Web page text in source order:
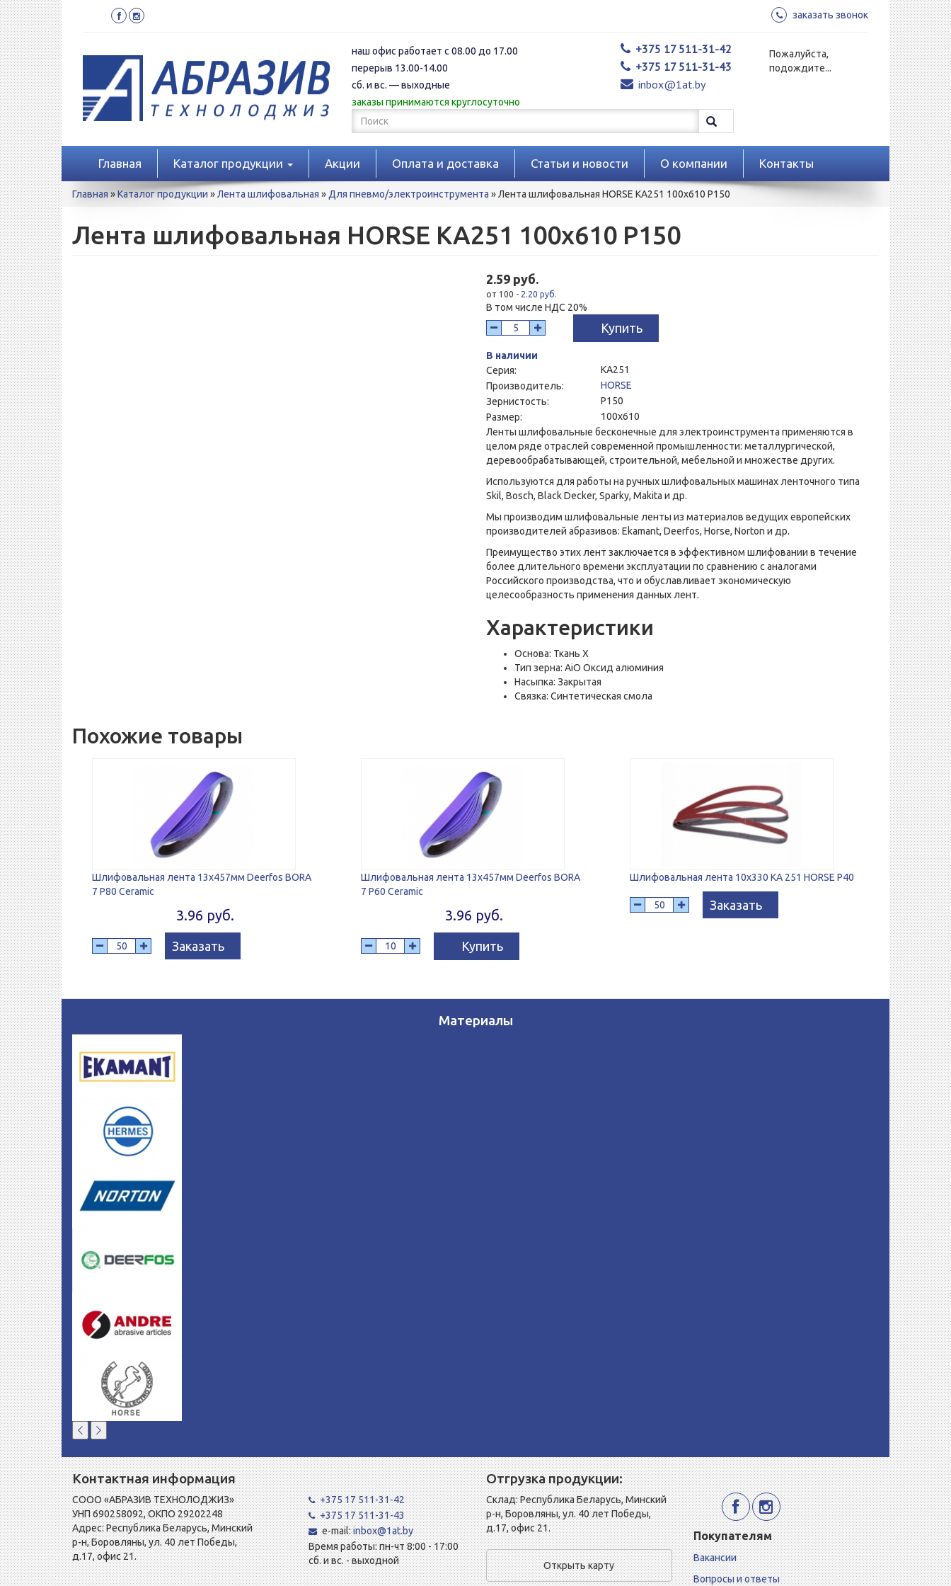
Перейти
к
основному
содержанию
заказать звонок
наш офис работает с 08.00 до 17.00
перерыв 13.00-14.00
сб. и вс. — выходные
заказы принимаются круглосуточно
+375 17 511-31-42
+375 17 511-31-43
inbox@1at.by
Пожалуйста,
подождите...
Форма
поиска
Поиск
Главная Каталог продукции Акции Оплата и доставка Статьи и новости О компании Контакты
Вы
Главная »Каталог продукции »Лента шлифовальная » Для пневмо/электроинструмента »Лента шлифовальная HORSE KA251 100x610 Р150
Лента шлифовальная HORSE KA251 100x610 Р150
2.59 руб.
от 100 - 2.20 руб.
В том числе НДС 20%
Купить
В наличии
Серия:
KA251
Производитель:
HORSE
Зернистость:
P150
Размер:
100x610
Ленты шлифовальные бесконечные для электроинструмента применяются в
целом ряде отраслей современной промышленности: металлургической,
деревообрабатывающей, строительной, мебельной и множестве других.
Используются для работы на ручных шлифовальных машинах ленточного типа
Skil, Bosch, Black Decker, Sparky, Makita и др.
Мы производим шлифовальные ленты из материалов ведущих европейских
производителей абразивов: Ekamant, Deerfos, Horse, Norton и др.
Преимущество этих лент заключается в эффективном шлифовании в течение
более длительного времени эксплуатации по сравнению с аналогами
Российского производства, что и обуславливает экономическую
целесообразность применения данных лент.
Характеристики
Основа: Ткань Х
Тип зерна: AiO Оксид алюминия
Насыпка: Закрытая
Связка: Синтетическая смола
Похожие товары
Шлифовальная лента 13х457мм Deerfos BORA
7 P80 Ceramic
3.96 руб.
Заказать
Шлифовальная лента 13х457мм Deerfos BORA
7 P60 Ceramic
3.96 руб.
Купить
Шлифовальная лента 10х330 KA 251 HORSE P40
Заказать
Материалы
Контактная информация
СООО «АБРАЗИВ ТЕХНОЛОДЖИЗ»
УНП 690258092, ОКПО 29202248
Адрес: Республика Беларусь, Минский
р-н, Боровляны, ул. 40 лет Победы,
д.17, офис 21.
+375 17 511-31-42
+375 17 511-31-43
e-mail:inbox@1at.by
Время работы: пн-чт 8:00 - 17:00
сб. и вс. - выходной
Отгрузка продукции:
Склад: Республика Беларусь, Минский
р-н, Боровляны, ул. 40 лет Победы,
д.17, офис 21.
Открыть карту
Покупателям
Вакансии
Вопросы и ответы